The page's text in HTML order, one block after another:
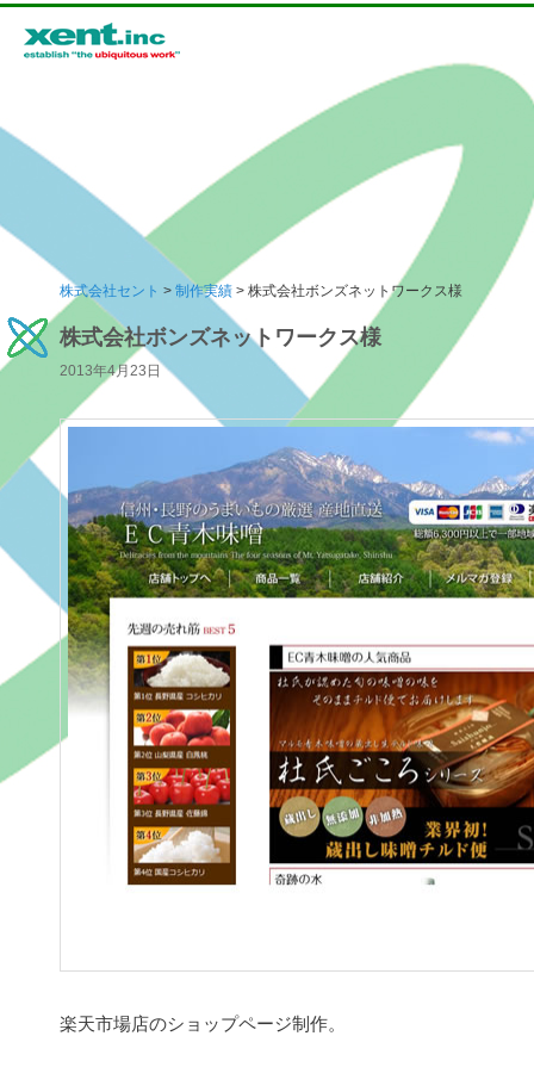
メインメニュー
メインコンテンツへ移動
サブコンテンツへ移動
株式会社セント > 制作実績 > 株式会社ボンズネットワークス様
株式会社ボンズネットワークス様
2013年4月23日
楽天市場店のショップページ制作。